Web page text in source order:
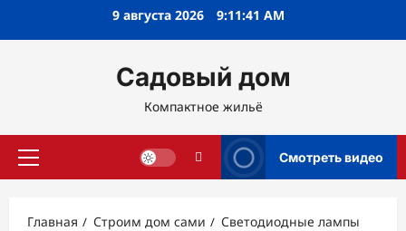
9 августа 2026 9:11:42 AM
Садовый дом
Компактное жильё
Основное
Смотреть видео
Главная Строим дом сами Светодиодные лампы